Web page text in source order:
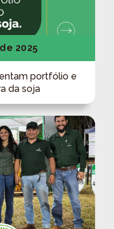
2025
portfólio e
da soja